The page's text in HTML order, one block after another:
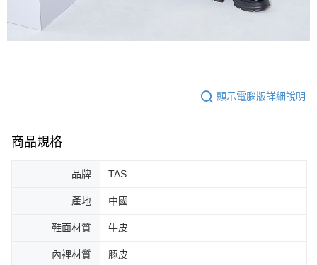
顯示電腦版詳細說明
商品規格
品牌 TAS
產地 中國
鞋面材質 牛皮
內裡材質 豚皮